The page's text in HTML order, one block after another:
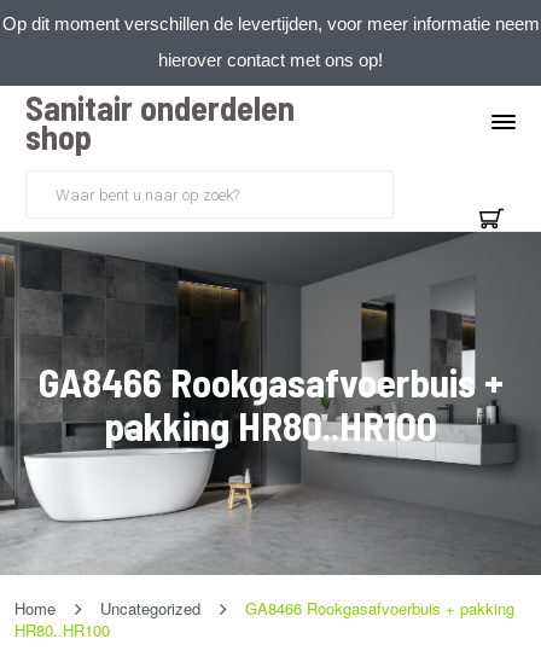
Op dit moment verschillen de levertijden, voor meer informatie neem
hierover contact met ons op!
Sanitair onderdelen
shop
GA8466 Rookgasafvoerbuis +
pakking HR80..HR100
Home Uncategorized
GA8466 Rookgasafvoerbuis + pakking
HR80..HR100